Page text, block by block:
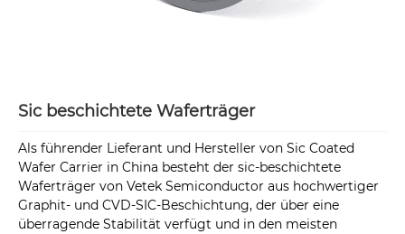
Sic beschichtete Waferträger
Als führender Lieferant und Hersteller von Sic Coated
Wafer Carrier in China besteht der sic-beschichtete
Waferträger von Vetek Semiconductor aus hochwertiger
Graphit- und CVD-SIC-Beschichtung, der über eine
überragende Stabilität verfügt und in den meisten